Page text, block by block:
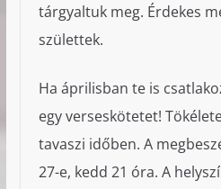
tárgyaltuk meg. Érdekes
születtek.
Ha áprilisban te is
egy verseskötetet!
tavaszi időben. A
27-e, kedd 21 óra. A